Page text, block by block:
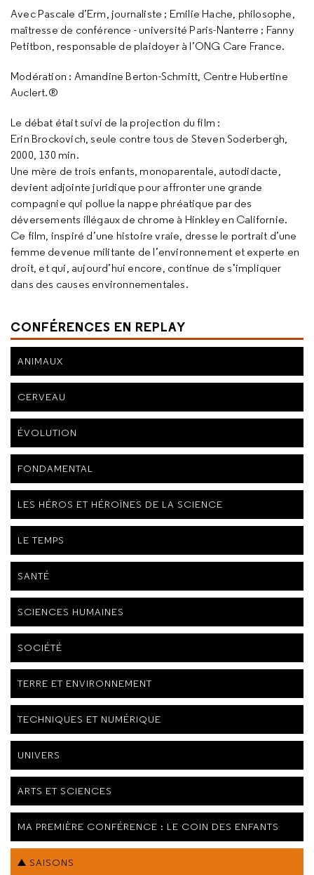
Avec Pascale d’Erm, journaliste ; Emilie Hache, philosophe,
maîtresse de conférence - université Paris-Nanterre ; Fanny
Petitbon, responsable de plaidoyer à l’ONG Care France.
Modération : Amandine Berton-Schmitt, Centre Hubertine
Auclert.®
Le débat était suivi de la projection du film :
Erin Brockovich, seule contre tous de Steven Soderbergh,
2000, 130 min.
Une mère de trois enfants, monoparentale, autodidacte,
devient adjointe juridique pour affronter une grande
compagnie qui pollue la nappe phréatique par des
déversements illégaux de chrome à Hinkley en Californie.
Ce film, inspiré d’une histoire vraie, dresse le portrait d’une
femme devenue militante de l’environnement et experte en
droit, et qui, aujourd’hui encore, continue de s’impliquer
dans des causes environnementales.
CONFÉRENCES EN REPLAY
ANIMAUX
CERVEAU
ÉVOLUTION
FONDAMENTAL
LES HÉROS ET HÉROÏNES DE LA SCIENCE
LE TEMPS
SANTÉ
SCIENCES HUMAINES
SOCIÉTÉ
TERRE ET ENVIRONNEMENT
TECHNIQUES ET NUMÉRIQUE
UNIVERS
ARTS ET SCIENCES
MA PREMIÈRE CONFÉRENCE : LE COIN DES ENFANTS
SAISONS